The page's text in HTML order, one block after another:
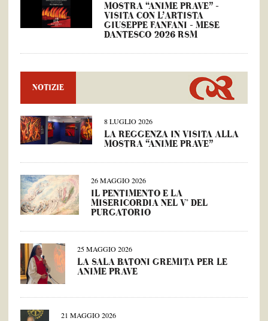
MOSTRA “ANIME PRAVE” –
VISITA CON L’ARTISTA
GIUSEPPE FANFANI – MESE
DANTESCO 2026 RSM
NOTIZIE
8 LUGLIO 2026
LA REGGENZA IN VISITA ALLA
MOSTRA “ANIME PRAVE”
26 MAGGIO 2026
IL PENTIMENTO E LA
MISERICORDIA NEL V° DEL
PURGATORIO
25 MAGGIO 2026
LA SALA BATONI GREMITA PER LE
ANIME PRAVE
21 MAGGIO 2026